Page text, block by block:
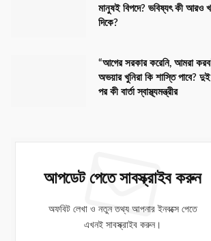
মানুষই বিপদে? ভবিষ্যৎ কী আরও
দিকে?
“আগের সরকার করেনি, আমরা
অভয়ার খুনিরা কি শাস্তি পাবে?
পর কী বার্তা স্বাস্থ্যমন্ত্রীর
আপডেট পেতে সাবস্ক্রাইব করুন
অফবিট লেখা ও নতুন তথ্য আপনার ইনবক্সে পেতে
এখনই সাবস্ক্রাইব করুন।